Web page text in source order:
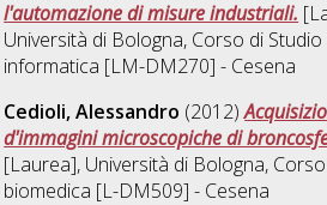
l'automazione di misure industriali.
Università di Bologna, Corso di Studio
informatica [LM-DM270] - Cesena
Cedioli, Alessandro (2012)
d'immagini microscopiche di
[Laurea], Università di Bologna,
biomedica [L-DM509] - Cesena